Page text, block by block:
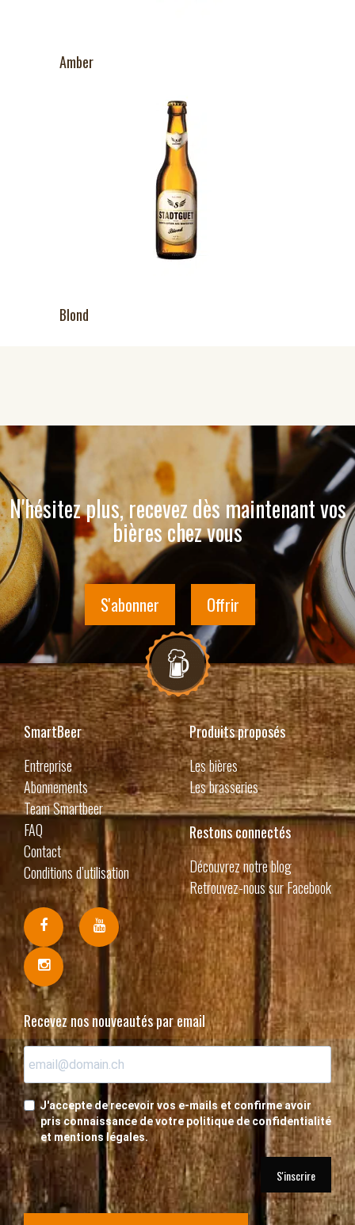
Amber
Blond
N'hésitez plus, recevez dès maintenant vos
bières chez vous
S'abonner Offrir
SmartBeer
Entreprise
Abonnements
Team Smartbeer
FAQ
Contact
Conditions d’utilisation
Produits proposés
Les bières
Les brasseries
Restons connectés
Découvrez notre blog
Retrouvez-nous sur Facebook
Recevez nos nouveautés par email
J'accepte de recevoir vos e-mails et confirme avoir
pris connaissance de votre politique de confidentialité
et mentions légales.
S'inscrire